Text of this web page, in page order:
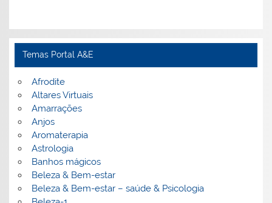
Temas Portal A&E
Afrodite
Altares Virtuais
Amarrações
Anjos
Aromaterapia
Astrologia
Banhos mágicos
Beleza & Bem-estar
Beleza & Bem-estar – saúde & Psicologia